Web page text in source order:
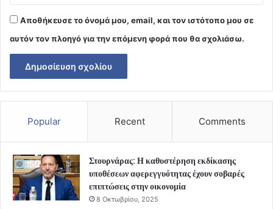
Αποθήκευσε το όνομά μου, email, και τον ιστότοπο μου σε
αυτόν τον πλοηγό για την επόμενη φορά που θα σχολιάσω.
Popular Recent Comments
Στουρνάρας: Η καθυστέρηση εκδίκασης
υποθέσεων αφερεγγυότητας έχουν σοβαρές
επιπτώσεις στην οικονομία
8 Οκτωβρίου, 2025